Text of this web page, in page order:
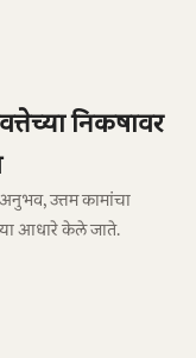
निकषावर
उत्तम कामांचा
आधारे केले जाते.